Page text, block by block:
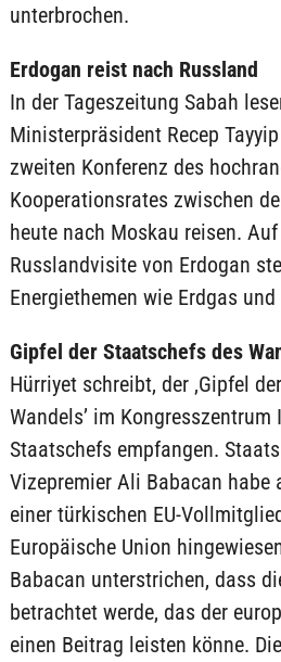
unterbrochen.
Erdogan reist nach Russland
In der Tageszeitung Sabah
Ministerpräsident Recep
zweiten Konferenz des
Kooperationsrates zwischen
heute nach Moskau reisen.
Russlandvisite von Erdogan
Energiethemen wie Erdgas
Gipfel der Staatschefs des
Hürriyet schreibt, der ‚Gipfel
Wandels’ im
Staatschefs empfangen.
Vizepremier Ali Babacan habe
einer türkischen EU-
Europäische Union
Babacan unterstrichen, dass
betrachtet werde, das der
einen Beitrag leisten könne.